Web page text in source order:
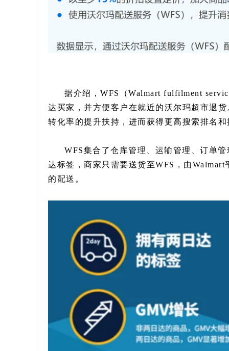
据介绍，WFS（Walmart fulfilment
达买家，并方便客户在就近的沃尔玛超市退
转化率的提升扶持，进而获得更高搜索排名
WFS集合了仓库管理、运输管理、订单
达标签，商家只需要送货至WFS，由
的配送。